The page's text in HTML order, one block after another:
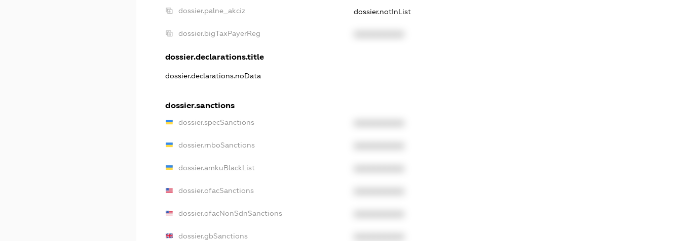
dossier.palne_akciz dossier.notInList
dossier.bigTaxPayerReg
dossier.declarations.title
dossier.declarations.noData
dossier.sanctions
dossier.specSanctions
dossier.rnboSanctions
dossier.amkuBlackList
dossier.ofacSanctions
dossier.ofacNonSdnSanctions
dossier.gbSanctions